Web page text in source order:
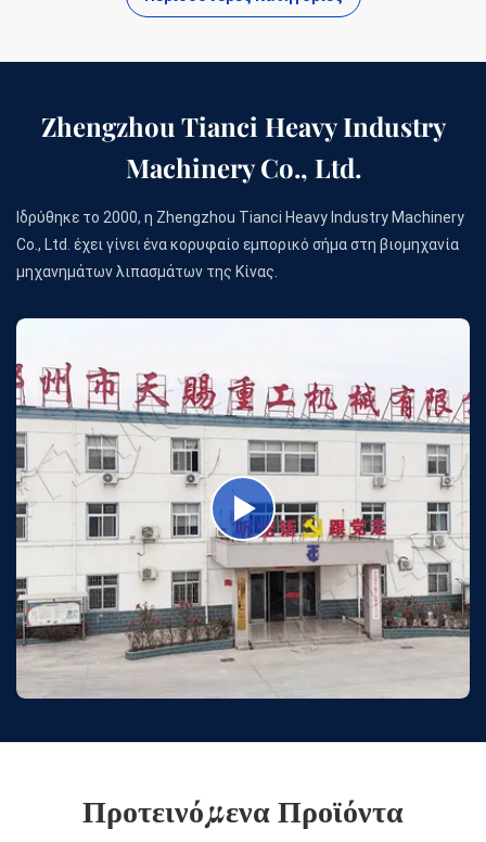
Zhengzhou Tianci Heavy Industry
Machinery Co., Ltd.
Ιδρύθηκε το 2000, η Zhengzhou Tianci Heavy Industry Machinery
Co., Ltd. έχει γίνει ένα κορυφαίο εμπορικό σήμα στη βιομηχανία
μηχανημάτων λιπασμάτων της Κίνας.
Προτεινόμενα Προϊόντα